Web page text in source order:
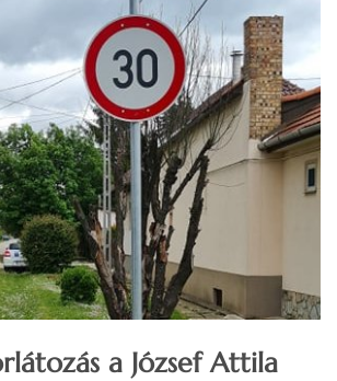
a József Attila